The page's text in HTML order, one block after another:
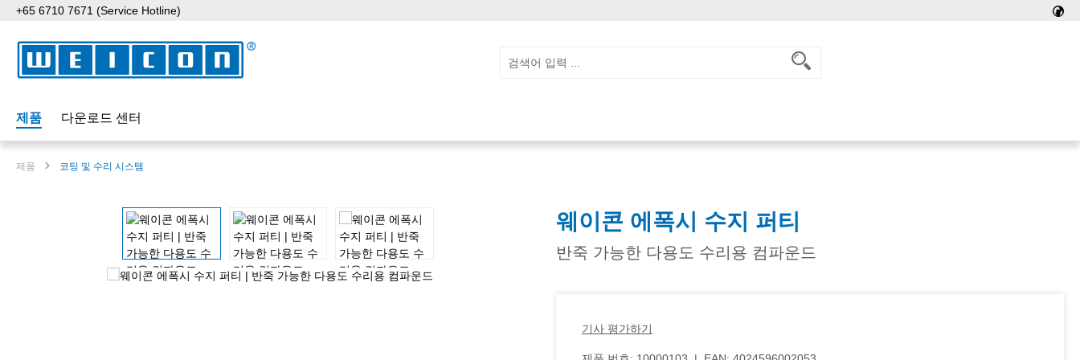
to main content
Skip to search
Skip to main navigation
+65 6710 7671 (Service Hotline)
제품 다운로드 센터
제품 코팅 및 수리 시스템
웨이콘 에폭시 수지 퍼티
반죽 가능한 다용도 수리용 컴파운드
기사 평가하기